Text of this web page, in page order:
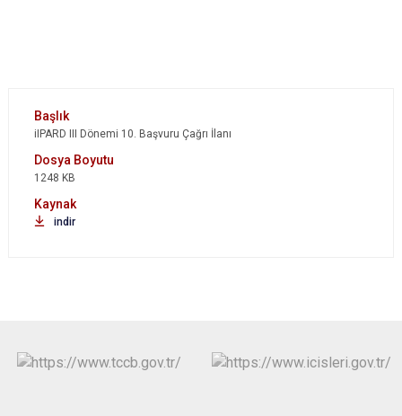
iIPARD III Dönemi 10. Başvuru Çağrı İlanı
1248 KB
indir